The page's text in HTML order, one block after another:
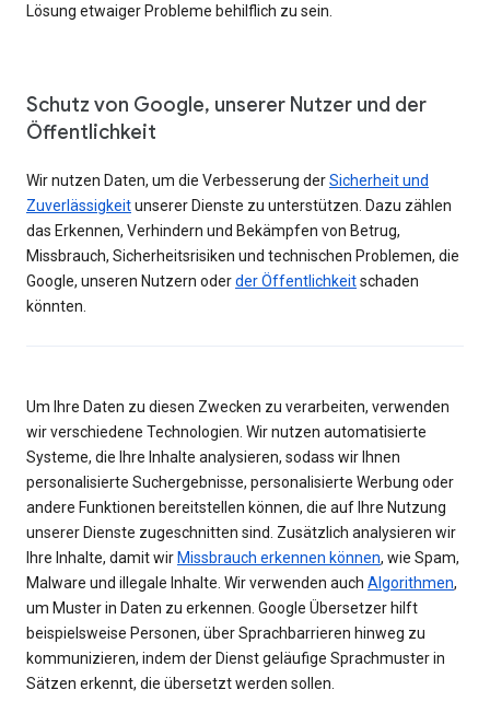
Lösung etwaiger Probleme behilflich zu sein.
Schutz von Google, unserer Nutzer und der
Öffentlichkeit
Wir nutzen Daten, um die Verbesserung derSicherheit und
Zuverlässigkeitunserer Dienste zu unterstützen. Dazu zählen
das Erkennen, Verhindern und Bekämpfen von Betrug,
Missbrauch, Sicherheitsrisiken und technischen Problemen, die
Google, unseren Nutzern oderder Öffentlichkeitschaden
könnten.
Um Ihre Daten zu diesen Zwecken zu verarbeiten, verwenden
wir verschiedene Technologien. Wir nutzen automatisierte
Systeme, die Ihre Inhalte analysieren, sodass wir Ihnen
personalisierte Suchergebnisse, personalisierte Werbung oder
andere Funktionen bereitstellen können, die auf Ihre Nutzung
unserer Dienste zugeschnitten sind. Zusätzlich analysieren wir
Ihre Inhalte, damit wir Missbrauch erkennen können, wie Spam,
Malware und illegale Inhalte. Wir verwenden auch Algorithmen,
um Muster in Daten zu erkennen. Google Übersetzer hilft
beispielsweise Personen, über Sprachbarrieren hinweg zu
kommunizieren, indem der Dienst geläufige Sprachmuster in
Sätzen erkennt, die übersetzt werden sollen.